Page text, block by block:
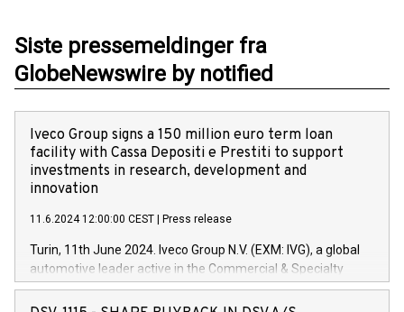
Siste pressemeldinger fra
GlobeNewswire by notified
Iveco Group signs a 150 million euro term loan
facility with Cassa Depositi e Prestiti to support
investments in research, development and
innovation
11.6.2024 12:00:00 CEST Press release
Turin, 11th June 2024. Iveco Group N.V. (EXM: IVG), a global
automotive leader active in the Commercial & Specialty
Vehicles, Powertrain and related Financial Services arenas,
has successfully signed a term loan facility of 150 million